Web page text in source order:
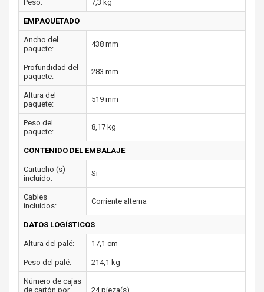
Peso: 7,3 kg
EMPAQUETADO
Ancho del
paquete:
438 mm
Profundidad del
paquete:
283 mm
Altura del
paquete:
519 mm
Peso del
paquete:
8,17 kg
CONTENIDO DEL EMBALAJE
Cartucho (s)
incluido:
Si
Cables
incluidos:
Corriente alterna
DATOS LOGÍSTICOS
Altura del palé: 17,1 cm
Peso del palé: 214,1 kg
Número de cajas
de cartón por
24 pieza(s)